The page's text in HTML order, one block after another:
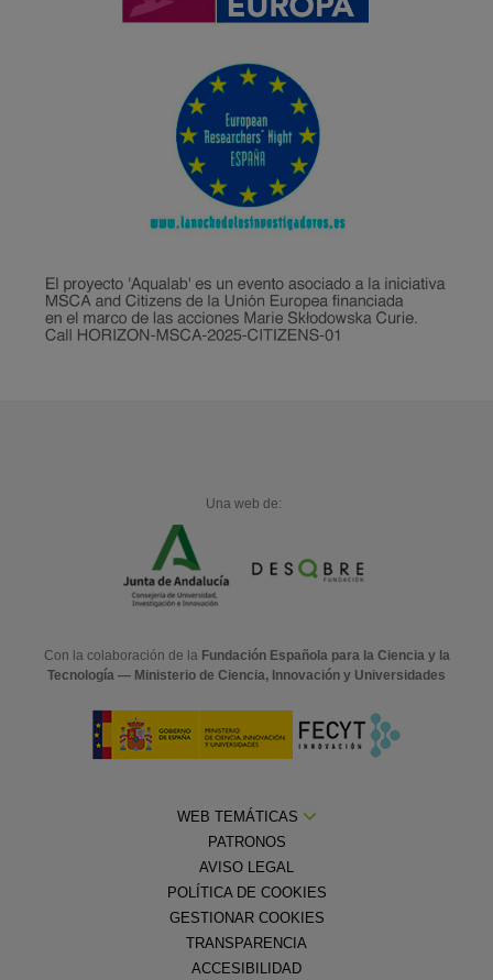
Una web de:
Con la colaboración de la Fundación Española para la Ciencia y la
Tecnología — Ministerio de Ciencia, Innovación y Universidades
WEB TEMÁTICAS
PATRONOS
AVISO LEGAL
POLÍTICA DE COOKIES
GESTIONAR COOKIES
TRANSPARENCIA
ACCESIBILIDAD